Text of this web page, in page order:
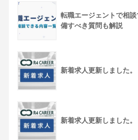
転職エージェントで相
備すべき質問も解説
新着求人更新しました。
新着求人更新しました。